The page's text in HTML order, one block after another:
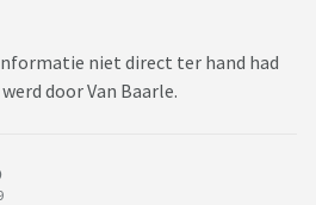
niet direct ter hand had
door Van Baarle.